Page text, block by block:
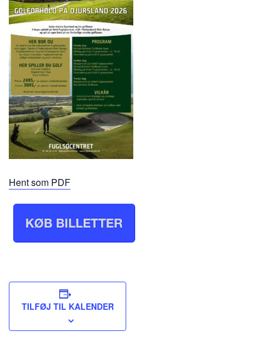
Hent som PDF
TILFØJ TIL KALENDER